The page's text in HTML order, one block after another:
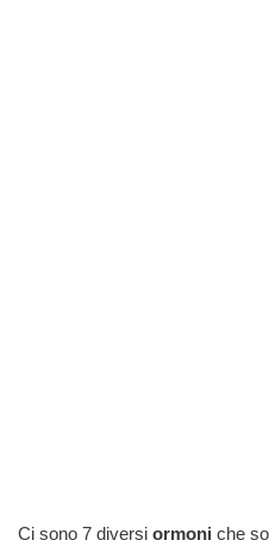
Ci sono 7 diversi ormoni che